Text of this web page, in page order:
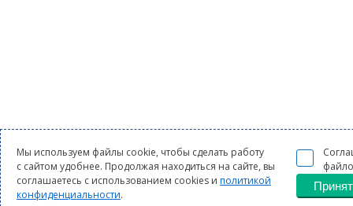
Мы используем файлы cookie, чтобы сделать работу
с сайтом удобнее. Продолжая находиться на сайте, вы
соглашаетесь с использованием cookies и политикой
конфиденциальности.